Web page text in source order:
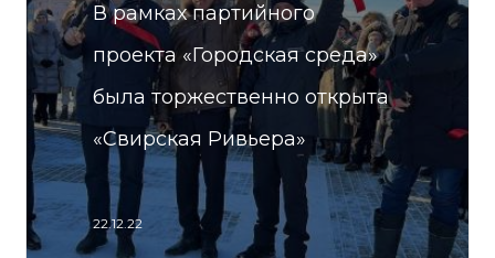
В рамках партийного
проекта «Городская среда»
была торжественно открыта
«Свирская Ривьера»
22.12.22